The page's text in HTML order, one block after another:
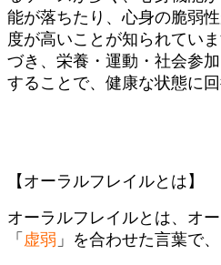
能が落ちたり、心身の脆弱
度が高いことが知られてい
づき、栄養・運動・社会参
することで、健康な状態に
【 オーラルフレイルとは 】
オーラルフレイルとは、オー
「 虚弱 」を合わせた言葉で、